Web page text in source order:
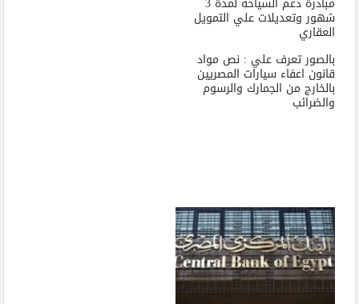
شهور وتعديلات علي التمويل
العقاري
بالصور تعرف علي : نص مواد
قانون اعفاء سيارات المصريين
بالخارج من الجمارك والرسوم
والضرائب